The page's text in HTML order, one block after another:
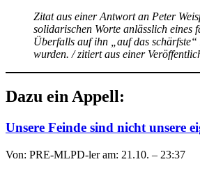
Zitat aus einer Antwort an Peter
solidarischen Worte anlässlich eines
Überfalls auf ihn „auf das schärfste“
wurden. / zitiert aus einer
Dazu ein Appell:
Unsere Feinde sind nicht unsere
Von: PRE-MLPD-ler am: 21.10. – 23:37